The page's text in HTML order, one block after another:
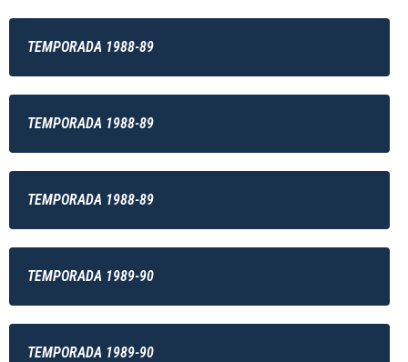
TEMPORADA 1988-89
TEMPORADA 1988-89
TEMPORADA 1988-89
TEMPORADA 1989-90
TEMPORADA 1989-90